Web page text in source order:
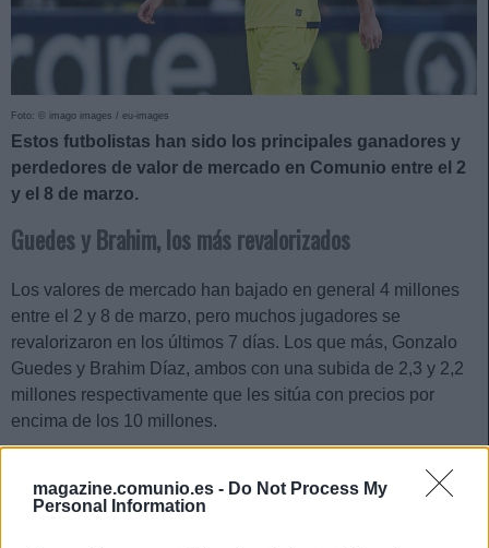
magazine.comunio.es - Do Not Process My
Personal Information
Foto: © imago images / eu-images
Estos futbolistas han sido los principales ganadores y
perdedores de valor de mercado en Comunio entre el 2
y el 8 de marzo.
Guedes y Brahim, los más revalorizados
Los valores de mercado han bajado en general 4 millones
entre el 2 y 8 de marzo, pero muchos jugadores se
revalorizaron en los últimos 7 días. Los que más, Gonzalo
Guedes y Brahim Díaz, ambos con una subida de 2,3 y 2,2
millones respectivamente que les sitúa con precios por
encima de los 10 millones.
2 de marzo es el bético Johnny Cardoso, uno de los
futbolistas que más puntos está dando en la segunda